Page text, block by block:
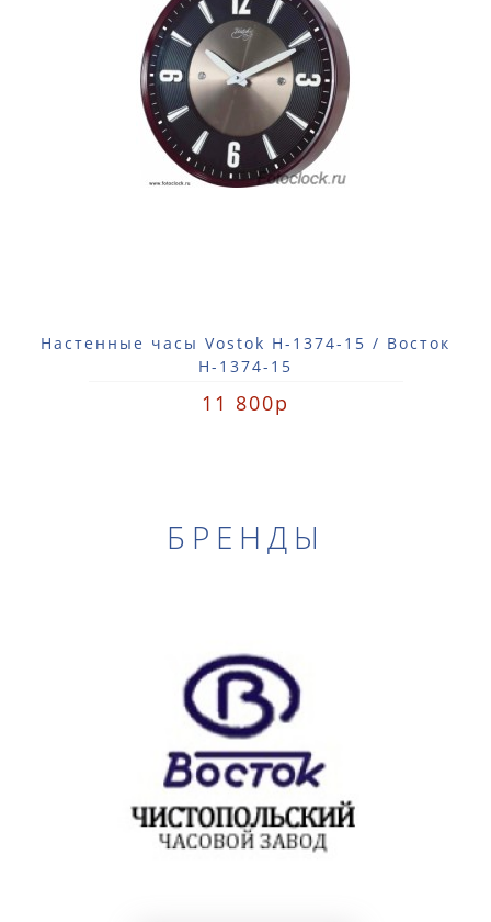
Настенные часы Vostok H-1374-15 / Восток
Н-1374-15
11 800р
БРЕНДЫ